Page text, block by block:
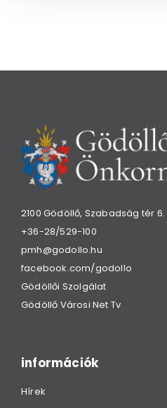
2100 Gödöllő, Szabadság tér 6.
+36-28/529-100
pmh@godollo.hu
facebook.com/godollo
Gödöllői Szolgálat
Gödöllő Városi Net Tv
információk
Hírek